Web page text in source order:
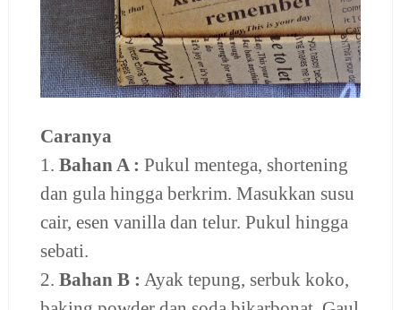
Caranya
1. Bahan A : Pukul mentega, shortening
dan gula hingga berkrim. Masukkan susu
cair, esen vanilla dan telur. Pukul hingga
sebati.
2. Bahan B : Ayak tepung, serbuk koko,